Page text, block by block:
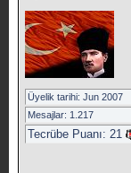
Üyelik tarihi: Jun 2007
Mesajlar: 1.217
Tecrübe Puanı: 21